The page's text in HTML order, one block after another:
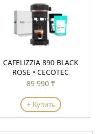
CAFELIZZIA 890 BLACK
ROSE • CECOTEC
89 990 ₸
+ Купить